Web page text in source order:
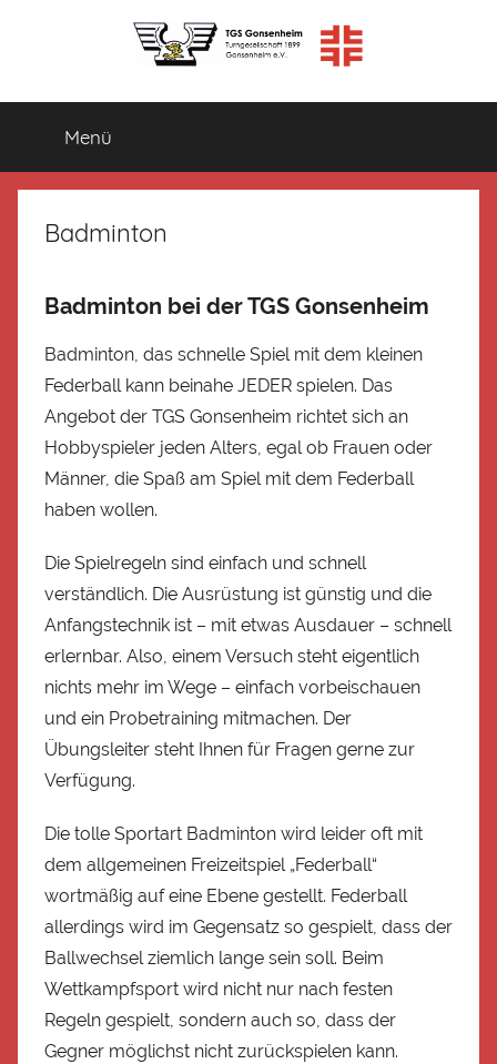
TGS
Gonsenheim
Gonsenheim
e.V.
Menü
Badminton
Badminton bei der TGS Gonsenheim
Badminton, das schnelle Spiel mit dem kleinen
Federball kann beinahe JEDER spielen. Das
Angebot der TGS Gonsenheim richtet sich an
Hobbyspieler jeden Alters, egal ob Frauen oder
Männer, die Spaß am Spiel mit dem Federball
haben wollen.
Die Spielregeln sind einfach und schnell
verständlich. Die Ausrüstung ist günstig und die
Anfangstechnik ist – mit etwas Ausdauer – schnell
erlernbar. Also, einem Versuch steht eigentlich
nichts mehr im Wege – einfach vorbeischauen
und ein Probetraining mitmachen. Der
Übungsleiter steht Ihnen für Fragen gerne zur
Verfügung.
Die tolle Sportart Badminton wird leider oft mit
dem allgemeinen Freizeitspiel „Federball“
wortmäßig auf eine Ebene gestellt. Federball
allerdings wird im Gegensatz so gespielt, dass der
Ballwechsel ziemlich lange sein soll. Beim
Wettkampfsport wird nicht nur nach festen
Regeln gespielt, sondern auch so, dass der
Gegner möglichst nicht zurückspielen kann.